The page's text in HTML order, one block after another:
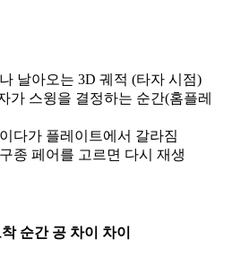
날아오는 3D 궤적 (타자 시점)
가 스윙을 결정하는 순간(홈플레
다가 플레이트에서 갈라짐
종 페어를 고르면 다시 재생
순간 공 차이
차이